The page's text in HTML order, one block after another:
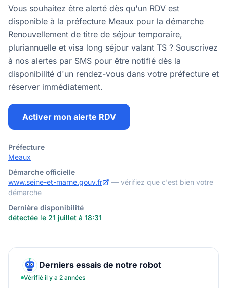
Vous souhaitez être alerté dès qu'un RDV est
disponible à la préfecture Meaux pour la démarche
Renouvellement de titre de séjour temporaire,
pluriannuelle et visa long séjour valant TS ? Souscrivez
à nos alertes par SMS pour être notifié dès la
disponibilité d'un rendez-vous dans votre préfecture et
réserver immédiatement.
Activer mon alerte RDV
Préfecture
Meaux
Démarche officielle
www.seine-et-marne.gouv.fr
— vérifiez que c'est bien votre
démarche
Dernière disponibilité
détectée le 21 juillet à 18:31
Derniers essais de notre robot
Vérifié il y a 2 années